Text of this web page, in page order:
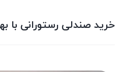
خرید صندلی رستورانی با